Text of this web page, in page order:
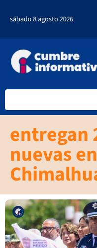
sábado 8 agosto 2026
entregan
nuevas en